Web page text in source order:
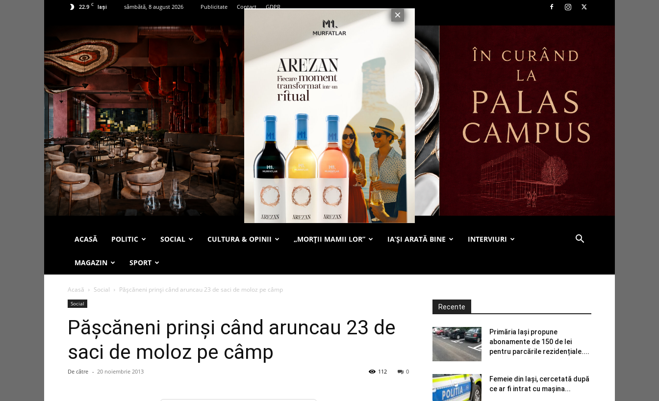
22.9 C Iași sâmbătă, 8 august 2026 Publicitate Contact GDPR
ACASĂ POLITIC SOCIAL CULTURA & OPINII „MORȚII MAMII LOR” IA’ȘI ARATĂ BINE INTERVIURI
MAGAZIN SPORT
Acasă Social Pășcăneni prinși când aruncau 23 de saci de moloz pe câmp
Social
Pășcăneni prinși când aruncau 23 de
saci de moloz pe câmp
De către - 20 noiembrie 2013 0
112
Recente
Primăria Iași propune
abonamente de 150 de lei
pentru parcările rezidențiale....
Femeie din Iași, cercetată după
ce ar fi intrat cu mașina...